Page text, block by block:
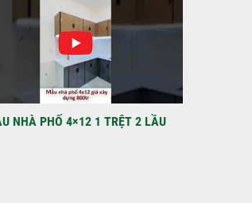
TỔ ẤM MỚI TẠI PHƯỜNG AN
phường An LạcGia chủ: Anh
thức hoàn tất và...
THIẾT KẾ VILA QUẬN 12 NHÀ ANH